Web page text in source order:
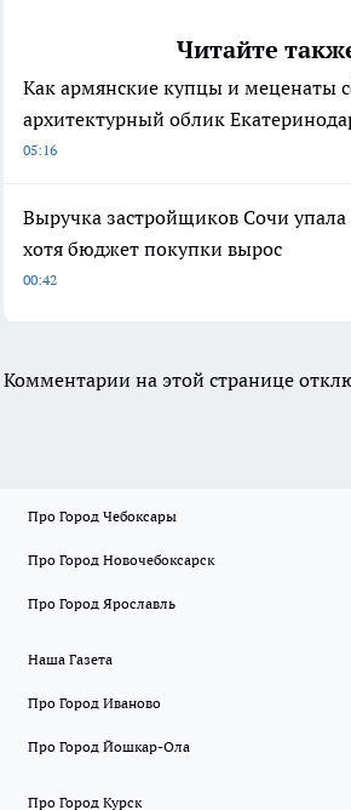
Читайте
Как армянские купцы и меценаты
архитектурный облик
05:16
Выручка застройщиков Сочи упала
хотя бюджет покупки вырос
00:42
Комментарии на этой странице
Про Город Чебоксары
Про Город Новочебоксарск
Про Город Ярославль
Наша Газета
Про Город Иваново
Про Город Йошкар-Ола
Про Город Курск